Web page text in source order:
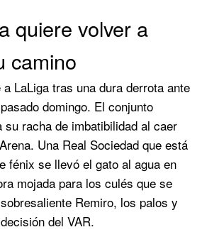
quiere volver a
camino
LaLiga tras una dura derrota ante
domingo. El conjunto
su racha de imbatibilidad al caer
Una Real Sociedad que está
fénix se llevó el gato al agua en
mojada para los culés que se
Remiro, los palos y
del VAR.